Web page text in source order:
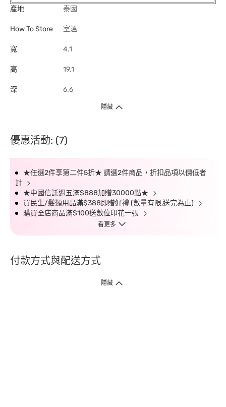
產地
泰國
How To Store 室溫
寬 4.1
高 19.1
深 6.6
隱藏
優惠活動: (7)
★任選2件享第二件5折★ 請選2件商品，折扣品項以價低者
計
★中國信託週五滿$888加贈30000點★
買民生/髮類用品滿$388即贈好禮 (數量有限,送完為止)
購買全店商品滿$100送數位印花一張
看更多
付款方式與配送方式
隱藏